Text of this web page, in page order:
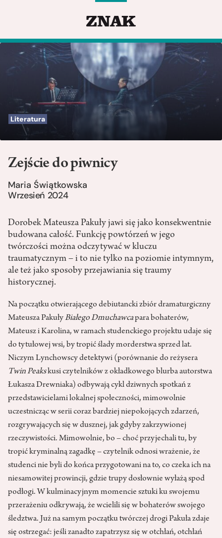
Literatura
Zejście do piwnicy
Maria Świątkowska
Wrzesień 2024
Dorobek Mateusza Pakuły jawi się jako konsekwentnie
budowana całość. Funkcję powtórzeń w jego
twórczości można odczytywać w kluczu
traumatycznym – i to nie tylko na poziomie intymnym,
ale też jako sposoby przejawiania się traumy
historycznej.
Na początku otwierającego debiutancki zbiór dramaturgiczny
Mateusza PakułyBiałegoDmuchawcapara bohaterów,
Mateusz i Karolina, w ramach studenckiego projektu udaje się
do tytułowej wsi, by tropić ślady morderstwa sprzed lat.
Niczym Lynchowscy detektywi (porównanie do reżysera
Twin Peakskusi czytelników z okładkowego blurba autorstwa
Łukasza Drewniaka) odbywają cykl dziwnych spotkań z
przedstawicielami lokalnej społeczności, mimowolnie
uczestnicząc w serii coraz bardziej niepokojących zdarzeń,
rozgrywających się w dusznej, jak gdyby zakrzywionej
rzeczywistości. Mimowolnie, bo – choć przyjechali tu, by
tropić kryminalną zagadkę – czytelnik odnosi wrażenie, że
studenci nie byli do końca przygotowani na to, co czeka ich na
niesamowitej prowincji, gdzie trupy dosłownie wyłażą spod
podłogi. W kulminacyjnym momencie sztuki ku swojemu
przerażeniu odkrywają, że wcielili się w bohaterów swojego
śledztwa. Już na samym początku twórczej drogi Pakuła zdaje
się ostrzegać: jeśli zanadto zapatrzysz się w otchłań, otchłań